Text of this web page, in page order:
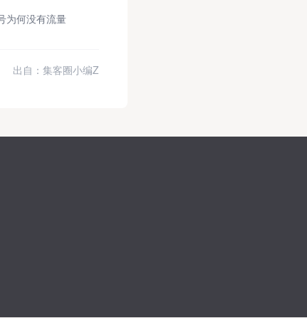
为何没有流量
出自：集客圈小编Z